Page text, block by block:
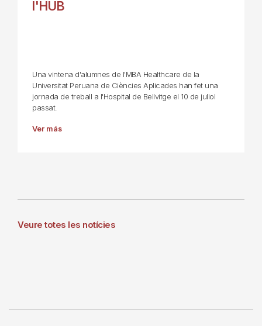
l'HUB
Una vintena d'alumnes de l'MBA Healthcare de la
Universitat Peruana de Ciències Aplicades han fet una
jornada de treball a l'Hospital de Bellvitge el 10 de juliol
passat.
Ver más
Veure totes les notícies